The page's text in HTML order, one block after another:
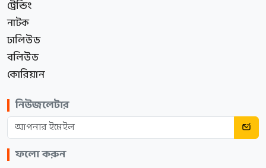
ট্রেন্ডিং
নাটক
ঢালিউড
বলিউড
কোরিয়ান
নিউজলেটার
ফলো করুন